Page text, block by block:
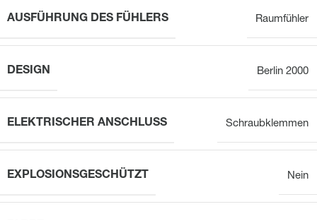
AUSFÜHRUNG DES FÜHLERS Raumfühler
DESIGN Berlin 2000
ELEKTRISCHER ANSCHLUSS Schraubklemmen
EXPLOSIONSGESCHÜTZT Nein